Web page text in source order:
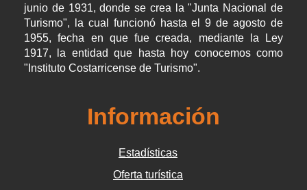
junio de 1931, donde se crea la "Junta Nacional de
Turismo", la cual funcionó hasta el 9 de agosto de
1955, fecha en que fue creada, mediante la Ley
1917, la entidad que hasta hoy conocemos como
"Instituto Costarricense de Turismo".
Información
Estadísticas
Oferta turística